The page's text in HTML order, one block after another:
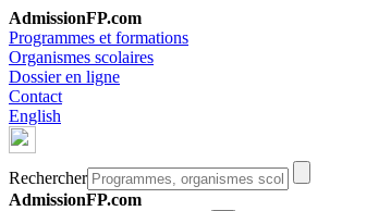
AdmissionFP.com
Programmes et formations
Organismes scolaires
Dossier en ligne
Contact
English
Rechercher
AdmissionFP.com